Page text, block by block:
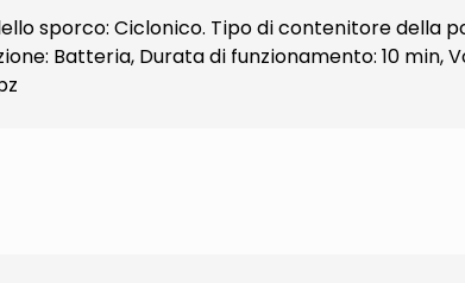
sporco: Ciclonico. Tipo di contenitore della
Batteria, Durata di funzionamento: 10 min,